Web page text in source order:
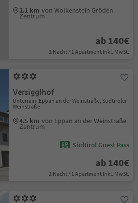
2.1 km von Wolkenstein Gröden
Zentrum
ab 140€
1 Nacht / 1 Apartment Inkl. MwSt.
Versigglhof
Unterrain, Eppan an der Weinstraße, Südtiroler
Weinstraße
4.5 km von Eppan an der Weinstraße
Zentrum
Südtirol Guest Pass
ab 140€
1 Nacht / 1 Apartment Inkl. MwSt.